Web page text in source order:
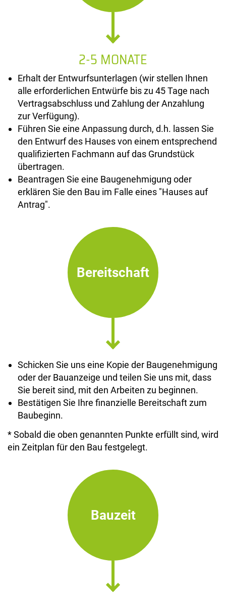
2-5 MONATE
Erhalt der Entwurfsunterlagen (wir stellen Ihnen
alle erforderlichen Entwürfe bis zu 45 Tage nach
Vertragsabschluss und Zahlung der Anzahlung
zur Verfügung).
Führen Sie eine Anpassung durch, d.h. lassen Sie
den Entwurf des Hauses von einem entsprechend
qualifizierten Fachmann auf das Grundstück
übertragen.
Beantragen Sie eine Baugenehmigung oder
erklären Sie den Bau im Falle eines "Hauses auf
Antrag".
Bereitschaft
Schicken Sie uns eine Kopie der Baugenehmigung
oder der Bauanzeige und teilen Sie uns mit, dass
Sie bereit sind, mit den Arbeiten zu beginnen.
Bestätigen Sie Ihre finanzielle Bereitschaft zum
Baubeginn.
* Sobald die oben genannten Punkte erfüllt sind, wird
ein Zeitplan für den Bau festgelegt.
Bauzeit